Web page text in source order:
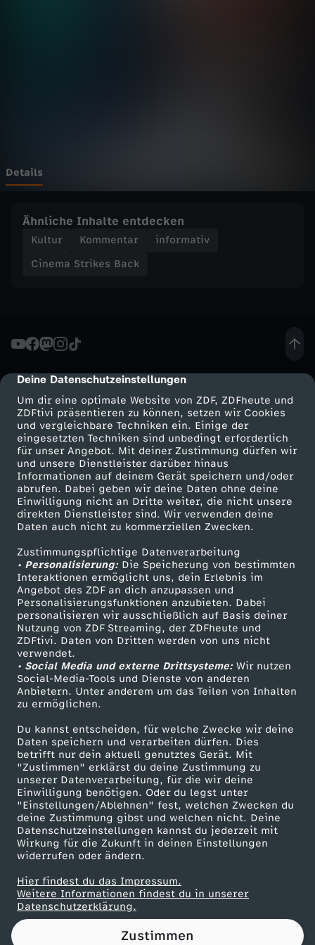
cmp-dialog-description
Deine Datenschutzeinstellungen
Um dir eine optimale Website von ZDF, ZDFheute und
ZDFtivi präsentieren zu können, setzen wir Cookies
und vergleichbare Techniken ein. Einige der
eingesetzten Techniken sind unbedingt erforderlich
für unser Angebot. Mit deiner Zustimmung dürfen wir
und unsere Dienstleister darüber hinaus
Informationen auf deinem Gerät speichern und/oder
abrufen. Dabei geben wir deine Daten ohne deine
Einwilligung nicht an Dritte weiter, die nicht unsere
direkten Dienstleister sind. Wir verwenden deine
Daten auch nicht zu kommerziellen Zwecken.
Zustimmungspflichtige Datenverarbeitung
• Personalisierung:Die Speicherung von bestimmten
Interaktionen ermöglicht uns, dein Erlebnis im
Angebot des ZDF an dich anzupassen und
Personalisierungsfunktionen anzubieten. Dabei
personalisieren wir ausschließlich auf Basis deiner
Nutzung von ZDF Streaming, der ZDFheute und
ZDFtivi. Daten von Dritten werden von uns nicht
verwendet.
• Social Media und externe Drittsysteme:Wir nutzen
Social-Media-Tools und Dienste von anderen
Anbietern. Unter anderem um das Teilen von Inhalten
zu ermöglichen.
Du kannst entscheiden, für welche Zwecke wir deine
Daten speichern und verarbeiten dürfen. Dies
betrifft nur dein aktuell genutztes Gerät. Mit
"Zustimmen" erklärst du deine Zustimmung zu
unserer Datenverarbeitung, für die wir deine
Einwilligung benötigen. Oder du legst unter
"Einstellungen/Ablehnen" fest, welchen Zwecken du
deine Zustimmung gibst und welchen nicht. Deine
Datenschutzeinstellungen kannst du jederzeit mit
Wirkung für die Zukunft in deinen Einstellungen
widerrufen oder ändern.
Hier findest du das Impressum.
Weitere Informationen findest du in unserer
Datenschutzerklärung.
Zustimmen
s
B
a
-
D
U
N
E
v
o
l
l
s
t
ä
n
d
i
g
e
r
Details
Ähnliche Inhalte entdecken
Kultur Kommentar
informativ
Cinema Strikes Back
Mehr ZDF
ZDF-Apps
Smart TV
ZDFtext
Livestreams
Sendungen A-Z
TV-Programm
Service
ZDFmitreden
Kontakt zum ZDF
Tickets
Zuschauerservice
Hilfe
ZDF Unternehmen
Karriere
ZDF goes Schule
Werbefernsehen
Mainzelmännchen
Partner